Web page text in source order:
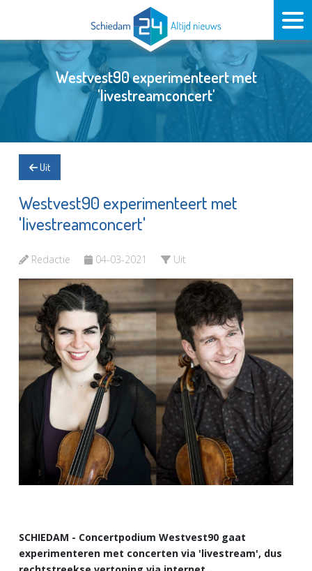
Westvest90 experimenteert met
'livestreamconcert'
Uit
Westvest90 experimenteert met
'livestreamconcert'
Redactie 04-03-2021 Uit
SCHIEDAM - Concertpodium Westvest90 gaat
experimenteren met concerten via 'livestream', dus